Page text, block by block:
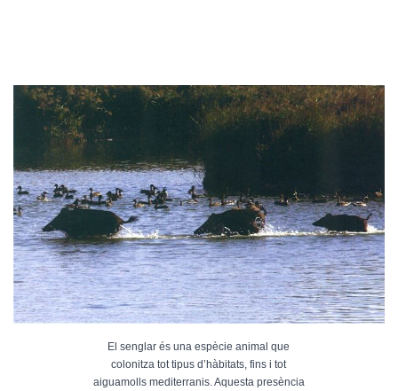
El senglar és una espècie animal que
colonitza tot tipus d’hàbitats, fins i tot
aiguamolls mediterranis. Aquesta presència